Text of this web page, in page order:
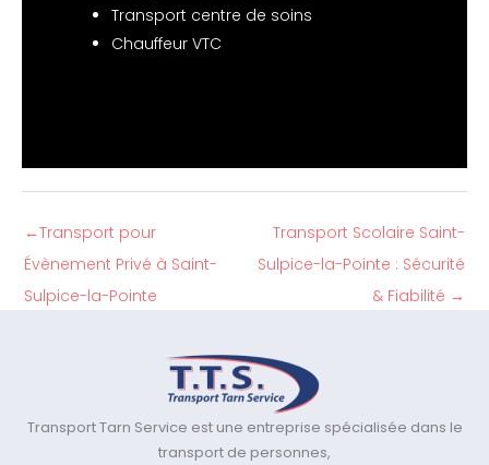
Transport centre de soins
Chauffeur VTC
←Transport pour
Évènement Privé à Saint-
Sulpice-la-Pointe
Transport Scolaire Saint-
Sulpice-la-Pointe : Sécurité
& Fiabilité →
Transport Tarn Service est une entreprise spécialisée dans le
transport de personnes,